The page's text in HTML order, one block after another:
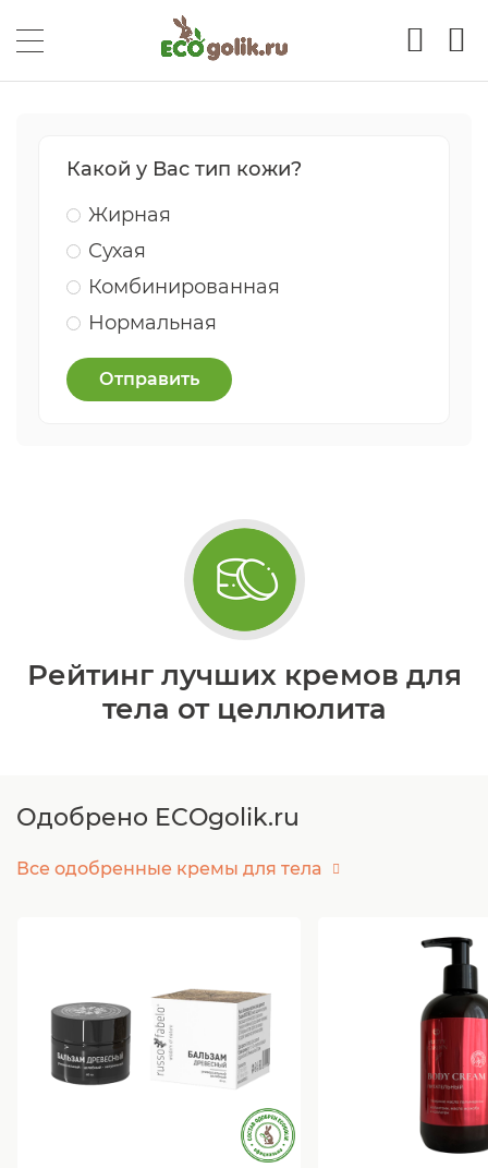
Какой у Вас тип кожи?
Жирная
Сухая
Комбинированная
Нормальная
Отправить
Рейтинг лучших кремов для
тела от целлюлита
Одобрено ECOgolik.ru
Все одобренные кремы для тела